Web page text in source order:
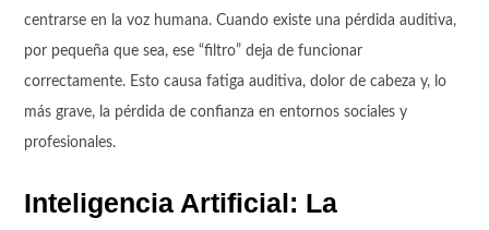
centrarse en la voz humana. Cuando existe una pérdida auditiva,
por pequeña que sea, ese “filtro” deja de funcionar
correctamente. Esto causa fatiga auditiva, dolor de cabeza y, lo
más grave, la pérdida de confianza en entornos sociales y
profesionales.
Inteligencia Artificial: La